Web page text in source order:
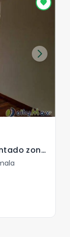
Lindo Apartamento en venta, rentado zona 10